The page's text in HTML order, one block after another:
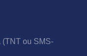
(TNT ou SMS-